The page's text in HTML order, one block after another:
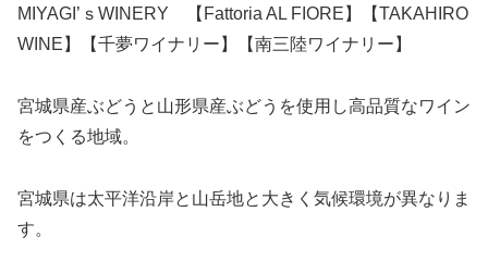
MIYAGI’ｓWINERY 【Fattoria AL FIORE】【TAKAHIRO
WINE】【千夢ワイナリー】【南三陸ワイナリー】
宮城県産ぶどうと山形県産ぶどうを使用し高品質なワイン
をつくる地域。
宮城県は太平洋沿岸と山岳地と大きく気候環境が異なりま
す。